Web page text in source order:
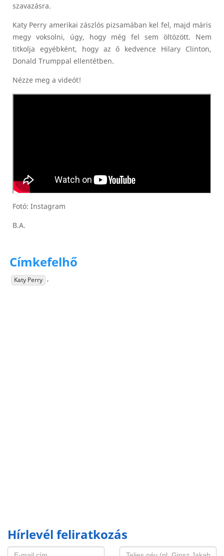
szavazásra.
Katy Perry amerikai zászlós pizsamában kel fel, majd máris
megy voksolni, úgy, hogy még fel sem öltözött. Nem
titkolja egyébként, hogy az ő kedvence Hilary Clinton,
Donald Trumppal ellentétben.
Nézze meg a videót!
Fotó: Instagram
B.A.
Címkefelhő
Katy Perry ,
Hírlevél feliratkozás